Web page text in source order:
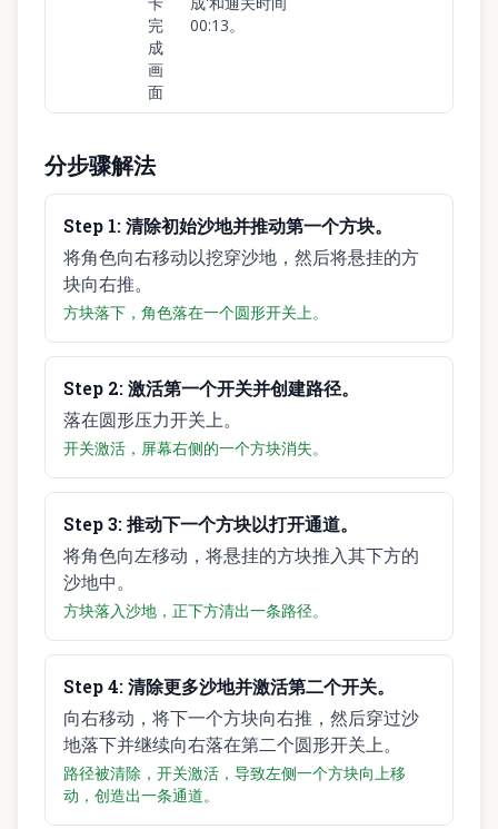
完
成
画
面
00:13。
分步骤解法
Step 1:清除初始沙地并推动第一个方块。
将角色向右移动以挖穿沙地，然后将悬挂的方
块向右推。
方块落下，角色落在一个圆形开关上。
Step 2:激活第一个开关并创建路径。
落在圆形压力开关上。
开关激活，屏幕右侧的一个方块消失。
Step3:推动下一个方块以打开通道。
将角色向左移动，将悬挂的方块推入其下方的
沙地中。
方块落入沙地，正下方清出一条路径。
Step4:清除更多沙地并激活第二个开关。
向右移动，将下一个方块向右推，然后穿过沙
地落下并继续向右落在第二个圆形开关上。
路径被清除，开关激活，导致左侧一个方块向上移
动，创造出一条通道。